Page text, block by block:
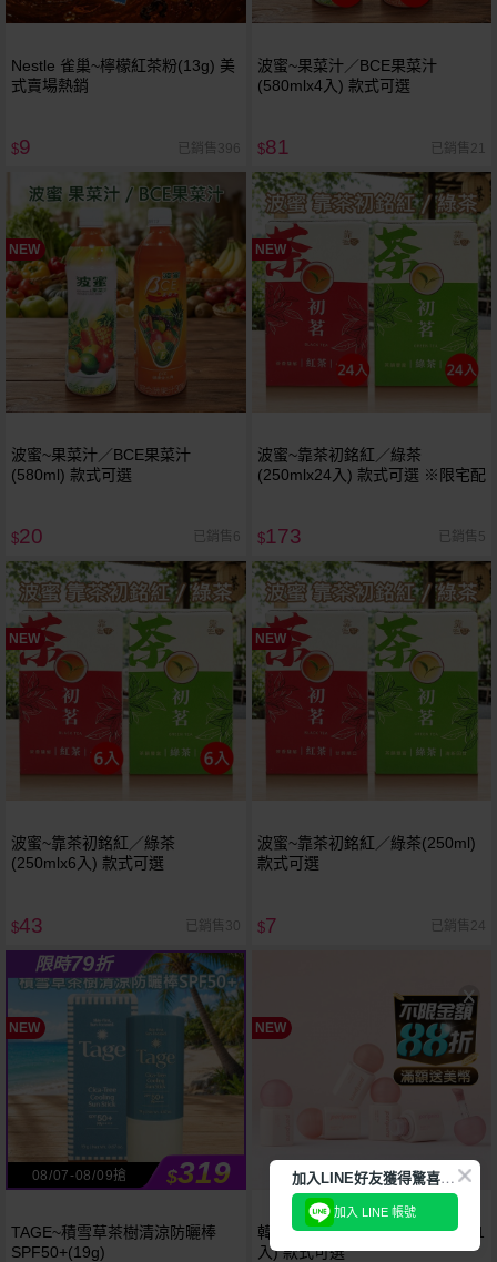
Nestle 雀巢~檸檬紅茶粉(13g) 美
式賣場熱銷
$9 已銷售396
波蜜~果菜汁／BCE果菜汁
(580mlx4入) 款式可選
$81 已銷售21
NEW
波蜜~果菜汁／BCE果菜汁
(580ml) 款式可選
$20 已銷售6
NEW
波蜜~靠茶初銘紅／綠茶
(250mlx24入) 款式可選 ※限宅配
$173 已銷售5
NEW
波蜜~靠茶初銘紅／綠茶
(250mlx6入) 款式可選
$43 已銷售30
NEW
波蜜~靠茶初銘紅／綠茶(250ml)
款式可選
$7 已銷售24
NEW
限時79折
08/07-08/09搶 $319
TAGE~積雪草茶樹清涼防曬棒
SPF50+(19g)
NEW
韓國 Peripera~柔焦霧感腮紅霜(1
入) 款式可選
加
入LINE好友獲得驚喜折扣!
加入 LINE 帳號